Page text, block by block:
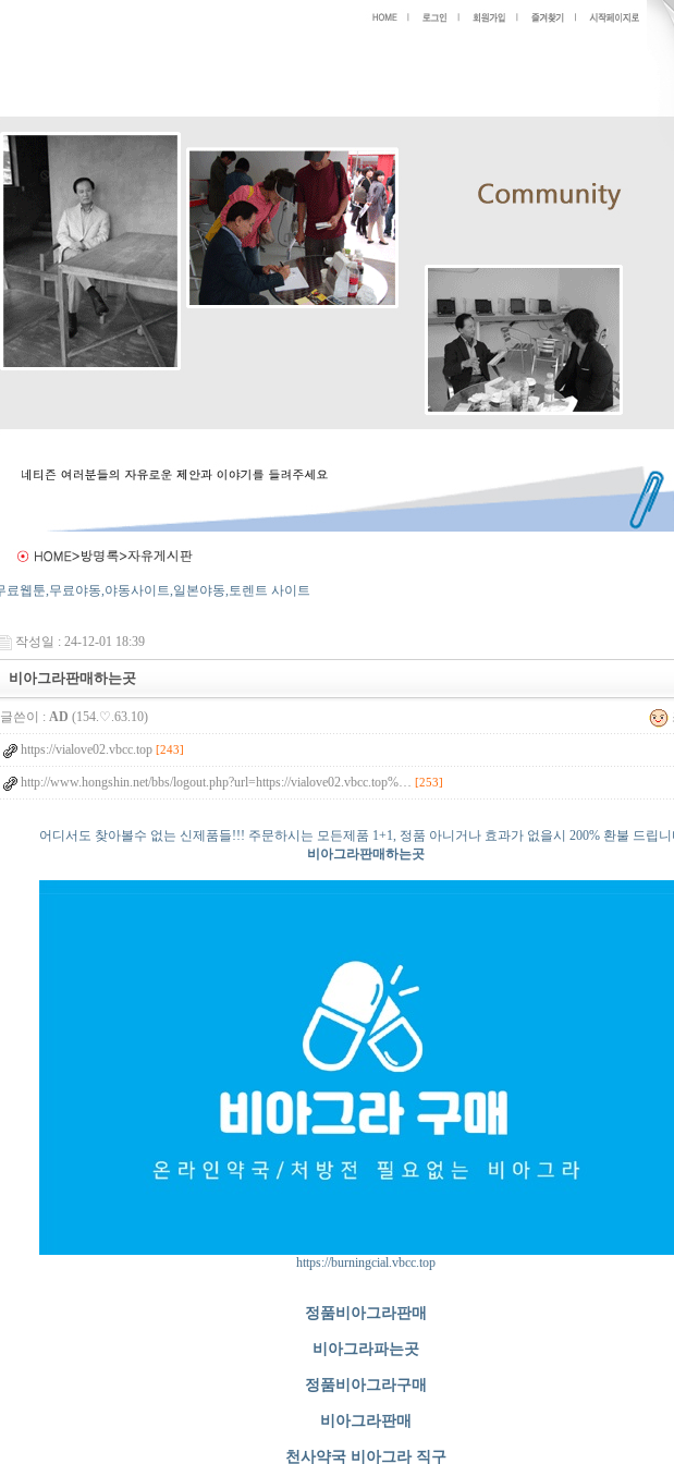
작성일 : 24-12-01 18:39
비아그라판매하는곳
글쓴이 : AD (154.♡.63.10)
https://vialove02.vbcc.top [243]
http://www.hongshin.net/bbs/logout.php?url=https://vialove02.vbcc.top%… [253]
어디서도 찾아볼수 없는 신제품들!!! 주문하시는 모든제품 1+1, 정품 아니거나 효과가 없을시 200% 환불 드립니
비아그라판매하는곳
https://burningcial.vbcc.top
정품비아그라판매
비아그라파는곳
정품비아그라구매
비아그라판매
천사약국 비아그라 직구